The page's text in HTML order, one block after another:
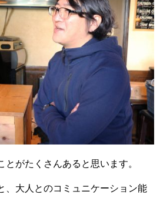
がたくさんあると思います。
大人とのコミュニケーション能